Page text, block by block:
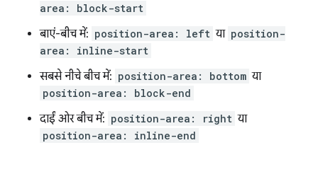
area: block-start
बाएं-बीच में: position-area: left या position-
area: inline-start
सबसे नीचे बीच में: position-area: bottom या
position-area: block-end
दाईं ओर बीच में: position-area: right या
position-area: inline-end